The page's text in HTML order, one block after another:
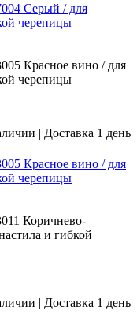
Серый / для
черепицы
Красное вино / для
черепицы
| Доставка 1 день
Красное вино / для
черепицы
Коричнево-
и гибкой
| Доставка 1 день